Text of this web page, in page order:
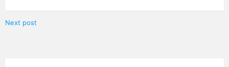
Next post